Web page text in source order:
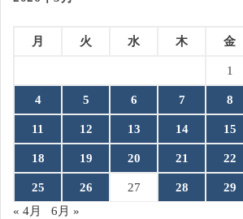
月 火 水 木 金
1
4 5 6 7 8
11 12 13 14 15
18 19 20 21 22
25 26 27 28 29
« 4月
6月 »